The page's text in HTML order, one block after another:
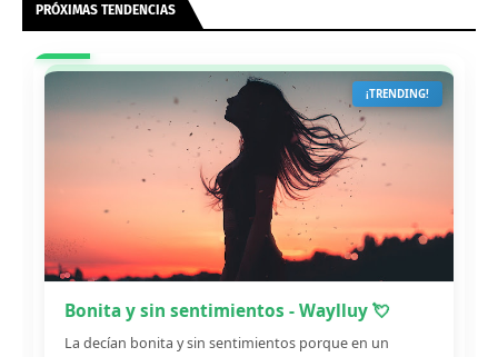
PRÓXIMAS TENDENCIAS
¡TRENDING!
Bonita y sin sentimientos - Waylluy 💘
La decían bonita y sin sentimientos porque en un